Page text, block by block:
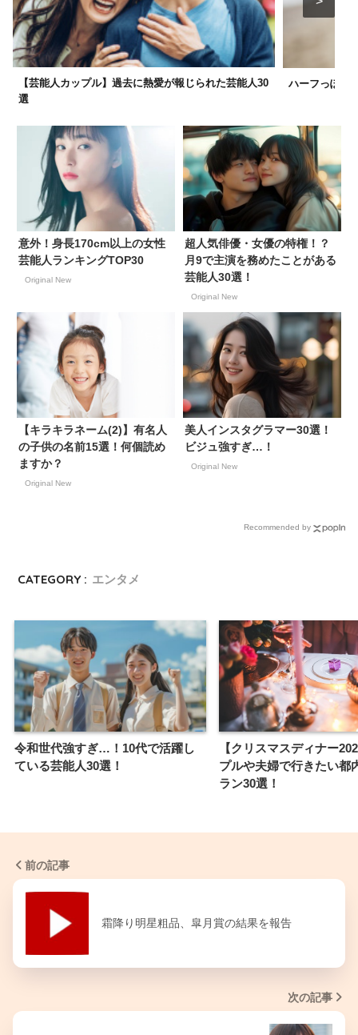
【芸能人カップル】過去に熱愛が報じられた芸能人30
選
ハーフっぽい
意外！身長170cm以上の女性
芸能人ランキングTOP30
Original New
超人気俳優・女優の特権！？
月9で主演を務めたことがある
芸能人30選！
Original New
【キラキラネーム(2)】有名人
の子供の名前15選！何個読め
ますか？
Original New
美人インスタグラマー30選！
ビジュ強すぎ…！
Original New
Recommended by
CATEGORY : エンタメ
令和世代強すぎ…！10代で活躍し
ている芸能人30選！
【クリスマスディナー
プルや夫婦で行きたい都
ラン30選！
前の記事
霜降り明星粗品、皐月賞の結果を報告
次の記事